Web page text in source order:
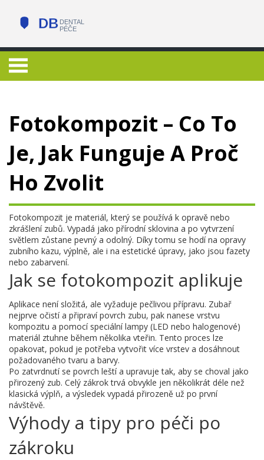
Fotokompozit – Co To
Je, Jak Funguje A Proč
Ho Zvolit
Fotokompozit je materiál, který se používá k opravě nebo
zkrášlení zubů. Vypadá jako přírodní sklovina a po vytvrzení
světlem zůstane pevný a odolný. Díky tomu se hodí na opravy
zubního kazu, výplně, ale i na estetické úpravy, jako jsou fazety
nebo zabarvení.
Jak se fotokompozit aplikuje
Aplikace není složitá, ale vyžaduje pečlivou přípravu. Zubař
nejprve očistí a připraví povrch zubu, pak nanese vrstvu
kompozitu a pomocí speciální lampy (LED nebo halogenové)
materiál ztuhne během několika vteřin. Tento proces lze
opakovat, pokud je potřeba vytvořit více vrstev a dosáhnout
požadovaného tvaru a barvy.
Po zatvrdnutí se povrch leští a upravuje tak, aby se choval jako
přirozený zub. Celý zákrok trvá obvykle jen několikrát déle než
klasická výplň, a výsledek vypadá přirozeně už po první
návštěvě.
Výhody a tipy pro péči po
zákroku